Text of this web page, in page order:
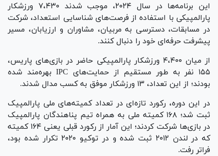
این برنامه‌ها در سال ۲۰۲۴، موجب شدند ۷،۴۳۰ ورزشکار
پارالمپیکی با استفاده از فرصت‌های شناسایی استعداد، شرکت
در مسابقات، دسترسی به مربیان، مشاوران و ارزیابان، مسیر
پیشرفت حرفه‌ای خود را دنبال کنند.
از میان ۴،۴۰۰ ورزشکار پارالمپیکی حاضر در بازی‌های پاریس،
۱۵۵ نفر به طور مستقیم از حمایت‌های IPC بهره‌مند شده
بودند؛ از این تعداد، ۱۳ ورزشکار موفق به کسب مدال شدند.
در این دوره، رکورد تازه‌ای در تعداد کمیته‌های ملی پارالمپیک
ثبت شد؛ ۱۶۸ کمیته ملی به همراه تیم پناهندگان پارالمپیک
در بازی‌ها شرکت کردند؛ این آمار از رکورد قبلی یعنی ۱۶۴ کمیته
که در لندن ۲۰۱۲ ثبت شده و در توکیو ۲۰۲۰ تکرار شده بود،
فراتر رفت.